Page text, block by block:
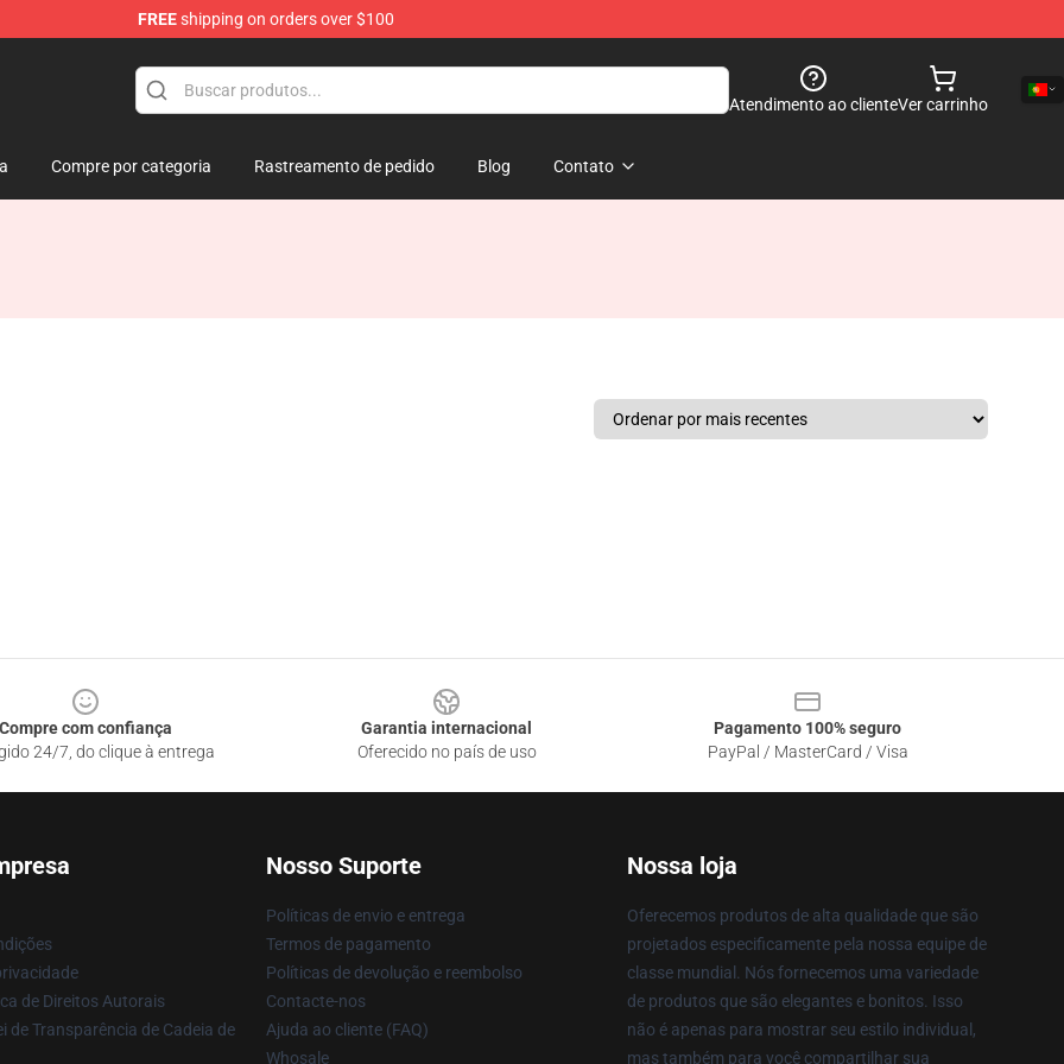
FREEshipping on orders over $100
Atendimento ao clienteVer carrinho
Compre por categoria Rastreamento de pedido Blog Contato
Compre com confiança
24/7, do clique à entrega
Garantia internacional
Oferecido no país de uso
Pagamento 100% seguro
PayPal / MasterCard / Visa
de Direitos Autorais
de Transparência de Cadeia de
Nosso Suporte
Políticas de envio e entrega
Termos de pagamento
Políticas de devolução e reembolso
Contacte-nos
Ajuda ao cliente (FAQ)
Whosale
Nossa loja
Oferecemos produtos de alta qualidade que são
projetados especificamente pela nossa equipe de
classe mundial. Nós fornecemos uma variedade
de produtos que são elegantes e bonitos. Isso
não é apenas para mostrar seu estilo individual,
mas também para você compartilhar sua